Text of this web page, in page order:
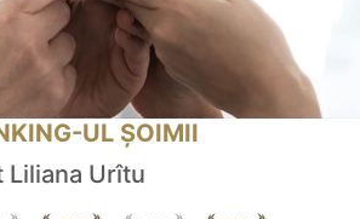
UL ȘOIMII
Liliana Urîtu